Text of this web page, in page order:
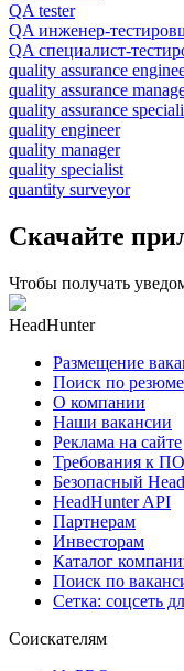
QA tester
QA инженер-
QA специалист-
quality assurance
quality assurance
quality assurance
quality engineer
quality manager
quality specialist
quantity surveyor
Скачайте
Чтобы получать
HeadHunter
Размещение
Поиск по резюме
О компании
Наши вакансии
Реклама на сайте
Требования к ПО
Безопасный
HeadHunter API
Партнерам
Инвесторам
Каталог
Поиск по
Сетка: соцсеть
Соискателям